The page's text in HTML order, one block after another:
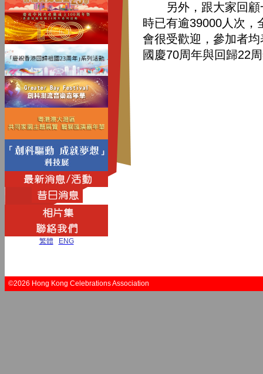
繁體 ENG
另外，跟大家回顧
時已有逾39000人次，
會很受歡迎，參加者
國慶70周年與回歸22
©2026 Hong Kong Celebrations Association